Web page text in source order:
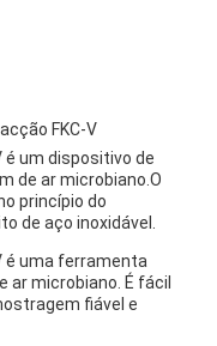
FKC-V
é um dispositivo de
de ar microbiano.O
princípio do
de aço inoxidável.
é uma ferramenta
ar microbiano. É fácil
fiável e